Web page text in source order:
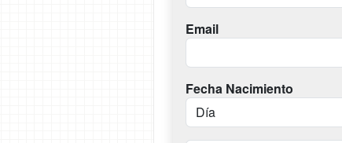
Email
Fecha Nacimiento